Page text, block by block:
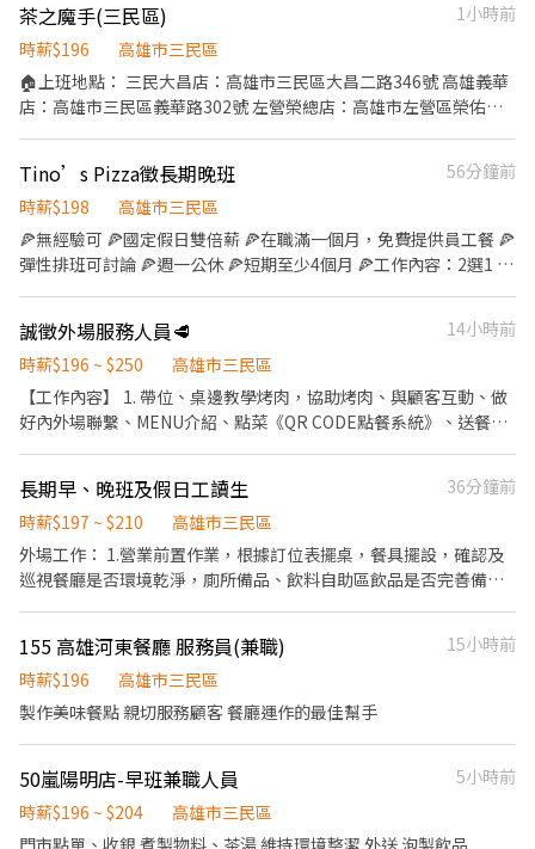
茶之魔手(三民區)
1小時前
時薪$196
高雄市三民區
🏠上班地點： 三民大昌店：高雄市三民區大昌二路346號 高雄義華
店：高雄市三民區義華路302號 左營榮總店：高雄市左營區榮佑路
忱，具備高度親和力 6.個性積極主動、有責任感、適應力強、抗壓
性佳。 7.排班制。 （保險） 勞保 健保 勞退提撥 團體意外險 （型
態） 上班時段：08:30-22:30 休假制度：依公司規定
Tino’s Pizza徵長期晚班
56分鐘前
時薪$198
高雄市三民區
🍕無經驗可 🍕國定假日雙倍薪 🍕在職滿一個月，免費提供員工餐 🍕
彈性排班可討論 🍕週一公休 🍕短期至少4個月 🍕工作內容：2選1 內
誠徵外場服務人員🥩
14小時前
時薪$196 ~ $250
高雄市三民區
【工作內容】 1. 帶位、桌邊教學烤肉，協助烤肉、與顧客互動、做
好內外場聯繫、MENU介紹、點菜《QR CODE點餐系統》、送餐、
品質維護。 5. 外場相關備貨的維持。 6. 每週排班制，彈性排班無限
制。 午班時間(依現場情況調整) 上班時間：11:30～12:30區間 下班
時間：14:00～15:00區間 晚班時間(依現場情況調整) 上班時間：
17:30～1900區間 下班時間：22:00～23:00區間
長期早、晚班及假日工讀生
36分鐘前
時薪$197 ~ $210
高雄市三民區
外場工作： 1.營業前置作業，根據訂位表擺桌，餐具擺設，確認及
巡視餐廳是否環境乾淨，廁所備品、飲料自助區飲品是否完善備妥
否有菜，若桌子太空需立即上前關心並詢問客人是否有漏菜或未上
齊的品項進行追菜或加點。 4.顧客用餐滿意度調查。 5.進行桌邊服
務，送餐、收桌、擺桌、環境清潔 6.菜口整理 東坡團隊必具備的態
155 高雄河東餐廳 服務員(兼職)
15小時前
時薪$196
高雄市三民區
製作美味餐點 親切服務顧客 餐廳運作的最佳幫手
50嵐陽明店-早班兼職人員
5小時前
時薪$196 ~ $204
高雄市三民區
門市點單、收銀 煮製物料、茶湯 維持環境整潔 外送 泡製飲品